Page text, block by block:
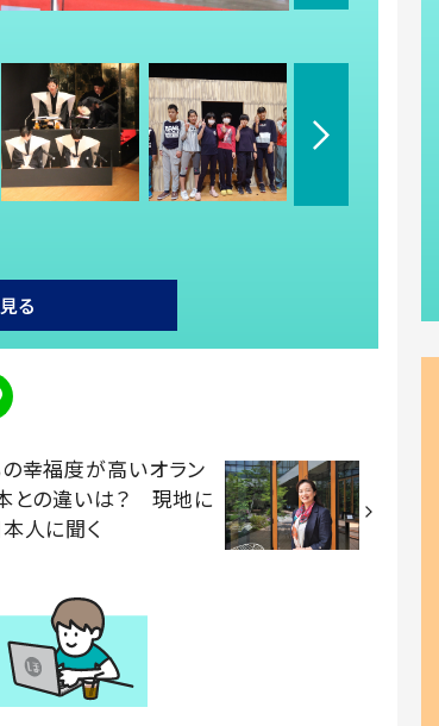
る
幸福度が高いオラン
との違いは？ 現地に
人に聞く